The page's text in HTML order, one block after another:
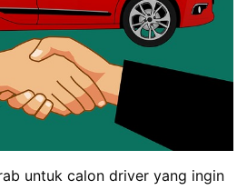
untuk calon driver yang ingin